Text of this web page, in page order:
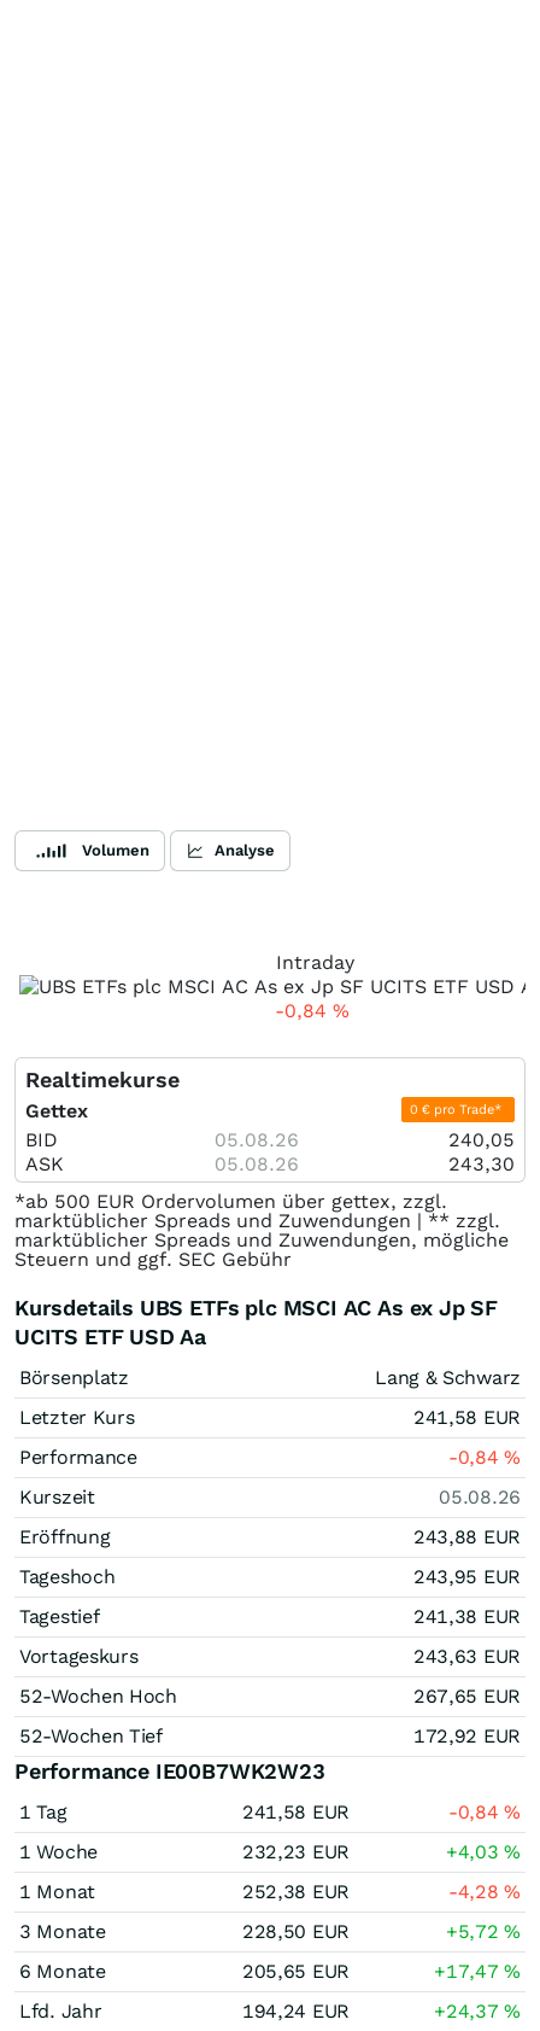
Volumen Analyse
Intraday
-0,84 %
Realtimekurse
Gettex 0 € pro Trade*
BID 05.08.26
240,05
ASK
05.08.26
243,30
*ab 500 EUR Ordervolumen über gettex, zzgl.
marktüblicher Spreads und Zuwendungen | ** zzgl.
marktüblicher Spreads und Zuwendungen, mögliche
Steuern und ggf. SEC Gebühr
Kursdetails UBS ETFs plc MSCI AC As ex Jp SF
UCITS ETF USD Aa
Börsenplatz
Lang & Schwarz
Letzter Kurs
241,58 EUR
Performance
-0,84%
Kurszeit
05.08.26
Eröffnung
243,88 EUR
Tageshoch
243,95 EUR
Tagestief
241,38 EUR
Vortageskurs
243,63 EUR
52-Wochen Hoch
267,65 EUR
52-Wochen Tief
172,92 EUR
Performance IE00B7WK2W23
1 Tag 241,58 EUR -0,84%
1 Woche
232,23 EUR +4,03%
1 Monat
252,38 EUR -4,28%
3 Monate
228,50 EUR +5,72%
6 Monate
205,65 EUR +17,47%
Lfd. Jahr
194,24 EUR +24,37%